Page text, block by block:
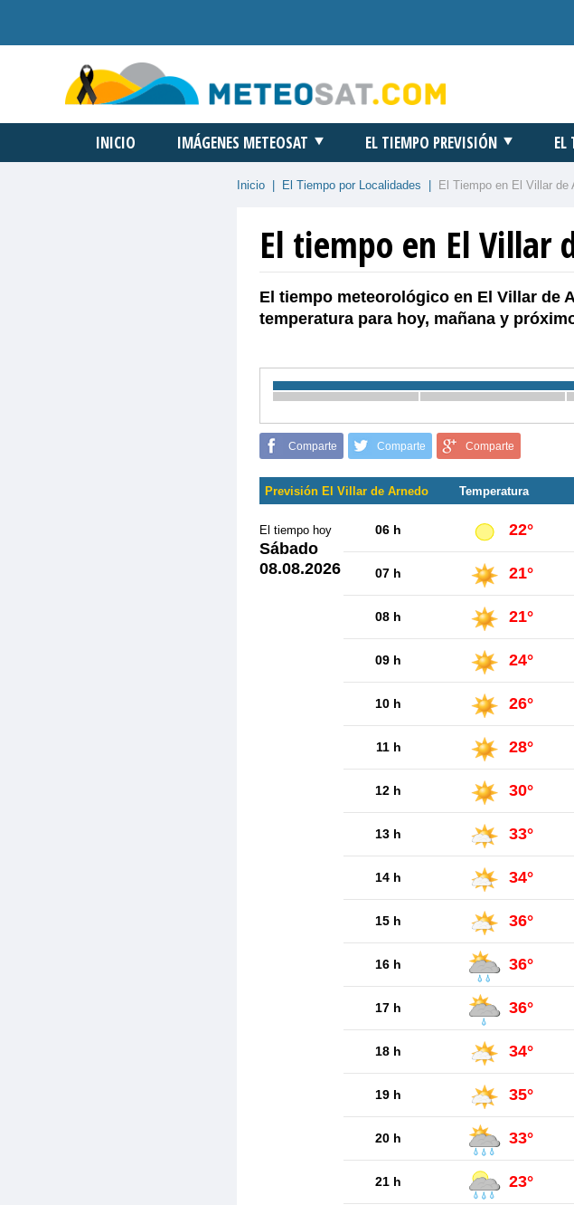
INICIO IMÁGENES METEOSAT EL TIEMPO PREVISIÓN EL
Inicio El Tiempo por Localidades El Tiempo en El Villar de
El tiempo en El Villar
El tiempo meteorológico en El Villar de
temperatura para hoy, mañana y
Comparte Comparte Comparte
Previsión El Villar de Arnedo Temperatura
El tiempo hoy
Sábado
08.08.2026
06 h 22°
07 h 21°
08 h 21°
09 h 24°
10 h 26°
11 h 28°
12 h 30°
13 h 33°
14 h 34°
15 h 36°
16 h 36°
17 h 36°
18 h 34°
19 h 35°
20 h 33°
21 h 23°